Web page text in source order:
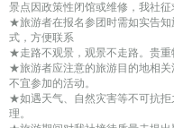
景点因政策性闭馆或维修，我社
★旅游者在报名参团时需如实告
式，方便联系
★走路不观景，观景不走路。贵重
★旅游者应注意的旅游目的地相
不宜参加的活动。
★如遇天气、自然灾害等不可抗拒
理。